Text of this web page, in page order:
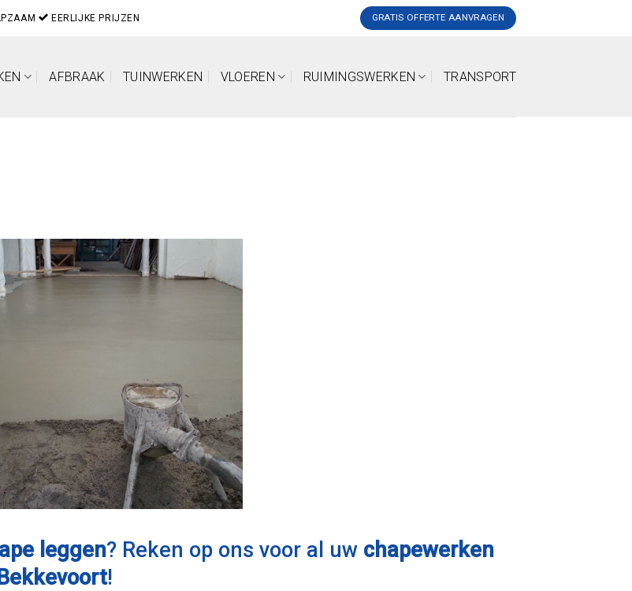
EERLIJKE PRIJZEN GRATIS OFFERTE AANVRAGEN
AFBRAAK TUINWERKEN VLOEREN RUIMINGSWERKEN TRANSPORT
leggen? Reken op ons voor al uw chapewerken
Bekkevoort!